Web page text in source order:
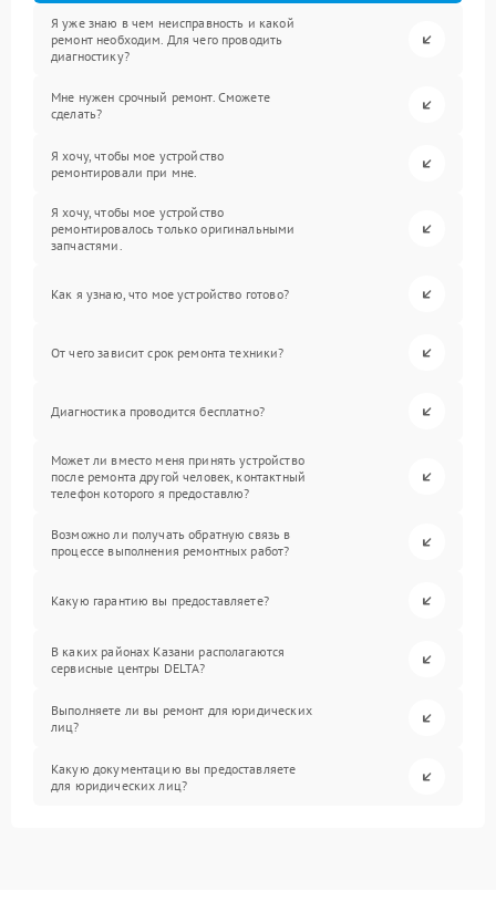
Я уже знаю в чем неисправность и какой
ремонт необходим. Для чего проводить
диагностику?
Мне нужен срочный ремонт. Сможете
сделать?
Я хочу, чтобы мое устройство
ремонтировали при мне.
Я хочу, чтобы мое устройство
ремонтировалось только оригинальными
запчастями.
Как я узнаю, что мое устройство готово?
От чего зависит срок ремонта техники?
Диагностика проводится бесплатно?
Может ли вместо меня принять устройство
после ремонта другой человек, контактный
телефон которого я предоставлю?
Возможно ли получать обратную связь в
процессе выполнения ремонтных работ?
Какую гарантию вы предоставляете?
В каких районах Казани располагаются
сервисные центры DELTA?
Выполняете ли вы ремонт для юридических
лиц?
Какую документацию вы предоставляете
для юридических лиц?